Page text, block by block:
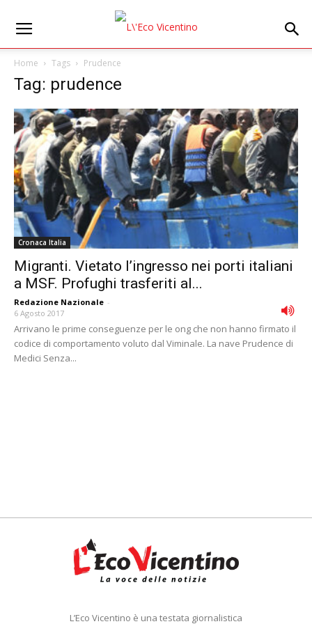
Home Tags Prudence
Tag: prudence
Cronaca Italia
Migranti. Vietato l’ingresso nei porti italiani
a MSF. Profughi trasferiti al...
Redazione Nazionale -
6 Agosto 2017
Arrivano le prime conseguenze per le ong che non hanno firmato il
codice di comportamento voluto dal Viminale. La nave Prudence di
Medici Senza...
L’Eco Vicentino è una testata giornalistica